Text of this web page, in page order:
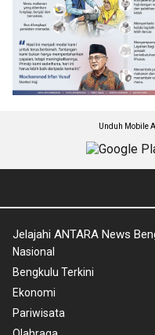
Unduh Mobile
Jelajahi ANTARA News
Nasional
Bengkulu Terkini
Ekonomi
Pariwisata